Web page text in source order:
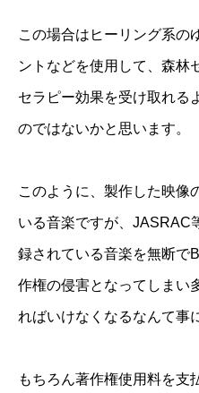
この場合はヒーリング系の
ントなどを使用して、森林
セラピー効果を受け取れる
のではないかと思います。
このように、製作した映像
いる音楽ですが、JASRAC
録されている音楽を無断で
作権の侵害となってしまい
ればいけなくなるなんて事
もちろん著作権使用料を支